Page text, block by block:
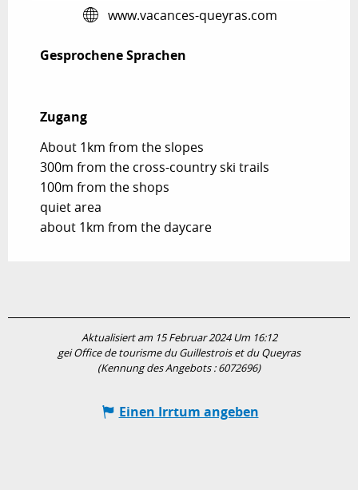
www.vacances-queyras.com
Gesprochene Sprachen
Gesprochene Sprachen
Zugang
Zugang
About 1km from the slopes
300m from the cross-country ski trails
100m from the shops
quiet area
about 1km from the daycare
Aktualisiert am 15 Februar 2024 Um 16:12
gei Office de tourisme du Guillestrois et du Queyras
(Kennung des Angebots :6072696)
Einen Irrtum angeben